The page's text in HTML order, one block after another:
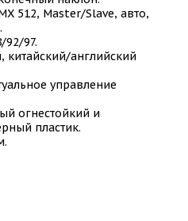
512, Master/Slave, авто,
92/97.
английский
управление
огнестойкий и
пластик.